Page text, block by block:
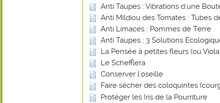
Anti Taupes : Vibrations d'une
Anti Mildiou des Tomates : Tubes
Anti Limaces : Pommes de Terre
Anti Taupes : 3 Solutions
La Pensée à petites fleurs (ou
Le Schefflera
Conserver l'oseille
Faire sécher des coloquintes
Protéger les Iris de la Pourriture